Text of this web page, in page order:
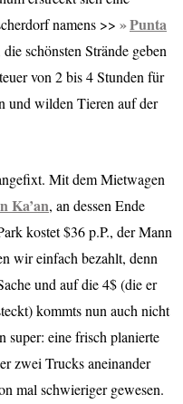
namens >>
Punta
schönsten Strände geben
von 2 bis 4 Stunden für
und wilden Tieren auf der
Mit dem Mietwagen
Ka’an, an dessen Ende
kostet $36 p.P., der Mann
wir einfach bezahlt, denn
und auf die 4$ (die er
kommts nun auch nicht
super: eine frisch planierte
zwei Trucks aneinander
mal schwieriger gewesen.